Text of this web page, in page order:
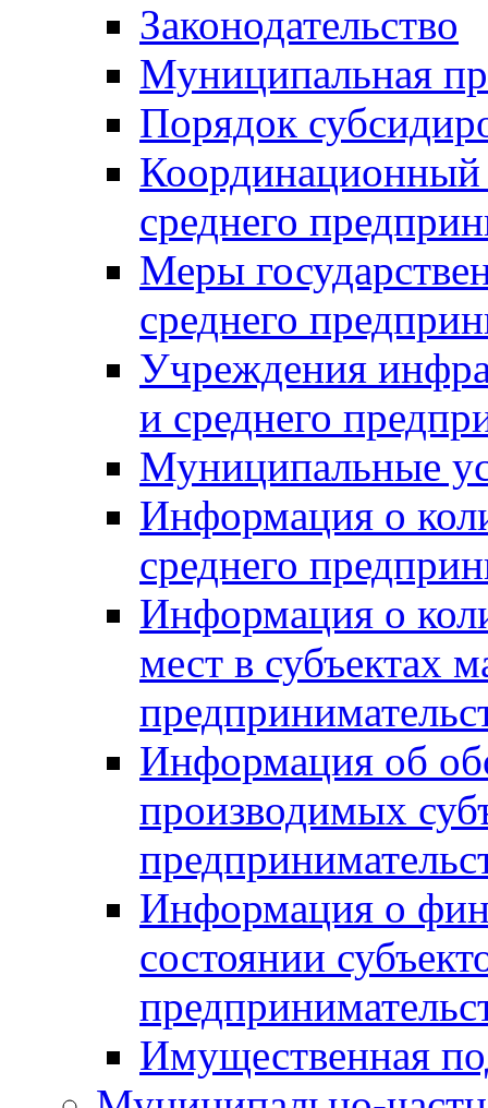
Законодательство
Муниципальная
Порядок
Координационный
среднего
Меры
среднего
Учреждения
и среднего
Муниципальные
Информация о
среднего
Информация о
мест в субъектах
Информация об
производимых
Информация о
состоянии
Имущественная